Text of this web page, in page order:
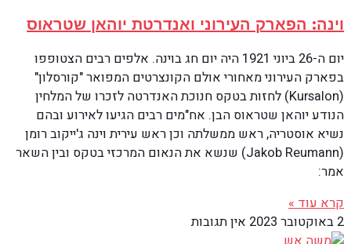
וינה: הפארק העירוני ואנדרטת יוהאן שטראוס
יום ה-26 ביוני 1921 היה יום חג בוינה. אלפים רבים הצטופפו
בפארק העירוני מאחורי אולם הקונצרטים המפואר "קורסלון"
(Kursalon) לחזות בטקס חנוכת האנדרטה לזכרו של המלחין
הנודע יוהאן שטראוס הבן. אח"מים רבים הגיעו לאירוע ובהם
נשיא אוסטריה, ראש ממשלתה וכן ראש עירית וינה ג'ייקוב רומן
(Jakob Reumann) שנשא את הנאום המרכזי בטקס ובין השאר
אמר:
קרא עוד »
2 באוקטובר 2023
אין תגובות